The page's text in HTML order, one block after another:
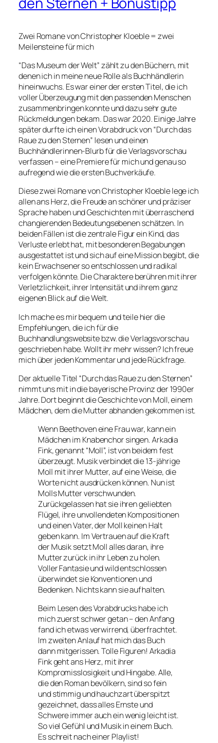
Zwei Romane von Christopher Kloeble = zwei
Meilensteine für mich
“Das Museum der Welt” zählt zu den Büchern, mit
denen ich in meine neue Rolle als Buchhändlerin
hineinwuchs. Es war einer der ersten Titel, die ich
voller Überzeugung mit den passenden Menschen
zusammenbringen konnte und dazu sehr gute
Rückmeldungen bekam. Das war 2020. Einige Jahre
später durfte ich einen Vorabdruck von “Durch das
Raue zu den Sternen” lesen und einen
Buchhändlerinnen-Blurb für die Verlagsvorschau
verfassen – eine Premiere für mich und genau so
aufregend wie die ersten Buchverkäufe.
Diese zwei Romane von Christopher Kloeble lege ich
allen ans Herz, die Freude an schöner und präziser
Sprache haben und Geschichten mit überraschend
changierenden Bedeutungsebenen schätzen. In
beiden Fällen ist die zentrale Figur ein Kind, das
Verluste erlebt hat, mit besonderen Begabungen
ausgestattet ist und sich auf eine Mission begibt, die
kein Erwachsener so entschlossen und radikal
verfolgen könnte. Die Charaktere berühren mit ihrer
Verletzlichkeit, ihrer Intensität und ihrem ganz
eigenen Blick auf die Welt.
Ich mache es mir bequem und teile hier die
Empfehlungen, die ich für die
Buchhandlungswebsite bzw. die Verlagsvorschau
geschrieben habe. Wollt ihr mehr wissen? Ich freue
mich über jeden Kommentar und jede Rückfrage.
Der aktuelle Titel “Durch das Raue zu den Sternen”
nimmt uns mit in die bayerische Provinz der 1990er
Jahre. Dort beginnt die Geschichte von Moll, einem
Mädchen, dem die Mutter abhanden gekommen ist.
Wenn Beethoven eine Frau war, kann ein
Mädchen im Knabenchor singen. Arkadia
Fink, genannt “Moll”, ist von beidem fest
überzeugt. Musik verbindet die 13-jährige
Moll mit ihrer Mutter, auf eine Weise, die
Worte nicht ausdrücken können. Nun ist
Molls Mutter verschwunden.
Zurückgelassen hat sie ihren geliebten
Flügel, ihre unvollendeten Kompositionen
und einen Vater, der Moll keinen Halt
geben kann. Im Vertrauen auf die Kraft
der Musik setzt Moll alles daran, ihre
Mutter zurück in ihr Leben zu holen.
Voller Fantasie und wild entschlossen
überwindet sie Konventionen und
Bedenken. Nichts kann sie aufhalten.
Beim Lesen des Vorabdrucks habe ich
mich zuerst schwer getan – den Anfang
fand ich etwas verwirrend, überfrachtet.
Im zweiten Anlauf hat mich das Buch
dann mitgerissen. Tolle Figuren! Arkadia
Fink geht ans Herz, mit ihrer
Kompromisslosigkeit und Hingabe. Alle,
die den Roman bevölkern, sind so fein
und stimmig und hauchzart überspitzt
gezeichnet, dass alles Ernste und
Schwere immer auch ein wenig leicht ist.
So viel Gefühl und Musik in einem Buch.
Es schreit nach einer Playlist!